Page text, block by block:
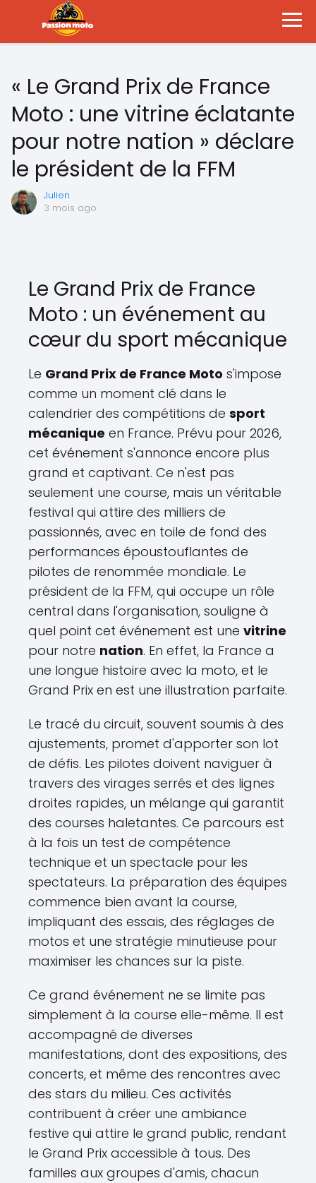
« Le Grand Prix de France
Moto : une vitrine éclatante
pour notre nation » déclare
le président de la FFM
Julien
3 mois ago
Le Grand Prix de France
Moto : un événement au
cœur du sport mécanique
Le Grand Prix de France Moto s'impose
comme un moment clé dans le
calendrier des compétitions de sport
mécanique en France. Prévu pour 2026,
cet événement s'annonce encore plus
grand et captivant. Ce n'est pas
seulement une course, mais un véritable
festival qui attire des milliers de
passionnés, avec en toile de fond des
performances époustouflantes de
pilotes de renommée mondiale. Le
président de la FFM, qui occupe un rôle
central dans l'organisation, souligne à
quel point cet événement est une vitrine
pour notre nation. En effet, la France a
une longue histoire avec la moto, et le
Grand Prix en est une illustration parfaite.
Le tracé du circuit, souvent soumis à des
ajustements, promet d'apporter son lot
de défis. Les pilotes doivent naviguer à
travers des virages serrés et des lignes
droites rapides, un mélange qui garantit
des courses haletantes. Ce parcours est
à la fois un test de compétence
technique et un spectacle pour les
spectateurs. La préparation des équipes
commence bien avant la course,
impliquant des essais, des réglages de
motos et une stratégie minutieuse pour
maximiser les chances sur la piste.
Ce grand événement ne se limite pas
simplement à la course elle-même. Il est
accompagné de diverses
manifestations, dont des expositions, des
concerts, et même des rencontres avec
des stars du milieu. Ces activités
contribuent à créer une ambiance
festive qui attire le grand public, rendant
le Grand Prix accessible à tous. Des
familles aux groupes d'amis, chacun